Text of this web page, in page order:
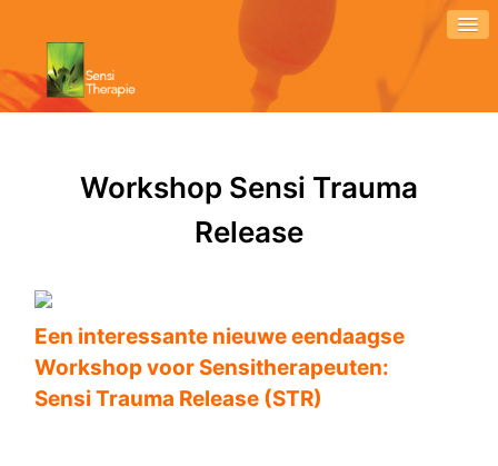
Workshop Sensi Trauma
Release
Een interessante nieuwe eendaagse
Workshop voor Sensitherapeuten:
Sensi Trauma Release (STR)